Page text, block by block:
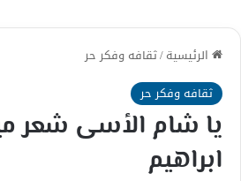
الرئيسية/ثقافه وفكر حر
ثقافه وفكر حر
يا شام الأسى شعر
ابراهيم